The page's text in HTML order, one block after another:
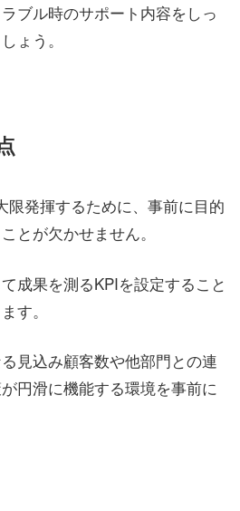
ブル時のサポート内容をしっ
ょう。
限発揮するために、事前に目的
とが欠かせません。
成果を測るKPIを設定すること
す。
見込み顧客数や他部門との連
円滑に機能する環境を事前に